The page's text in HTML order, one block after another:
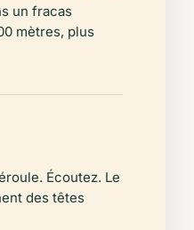
un fracas
mètres, plus
Écoutez. Le
des têtes